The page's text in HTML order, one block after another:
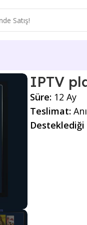
IPTV
Süre:12 Ay
Teslimat:
Desteklediği